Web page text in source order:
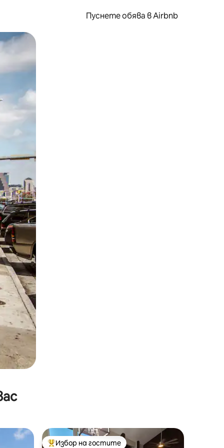
Пуснете обява в Airbnb
или плъзгане.
Избор на гостите